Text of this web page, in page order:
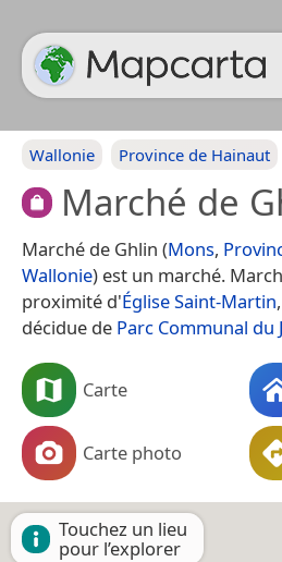
Wallonie Province de Hainaut
Marché de
Marché de Ghlin (Mons,
Wallonie) est un marché.
proximité d'Église Saint-Martin
décidue de Parc Communal du
Carte
Carte photo
Touchez un lieu
pour l’explorer